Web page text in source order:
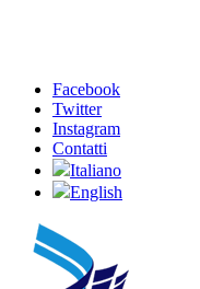
Facebook
Twitter
Instagram
Contatti
Italiano
English